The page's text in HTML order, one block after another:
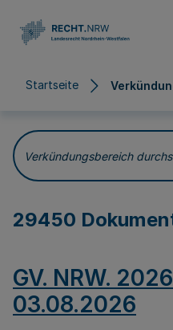
Startseite
Verkündungsbereich
29450
GV. NRW.
03.08.2026